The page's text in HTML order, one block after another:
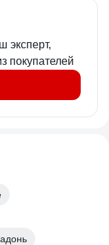
эксперт,
покупателей